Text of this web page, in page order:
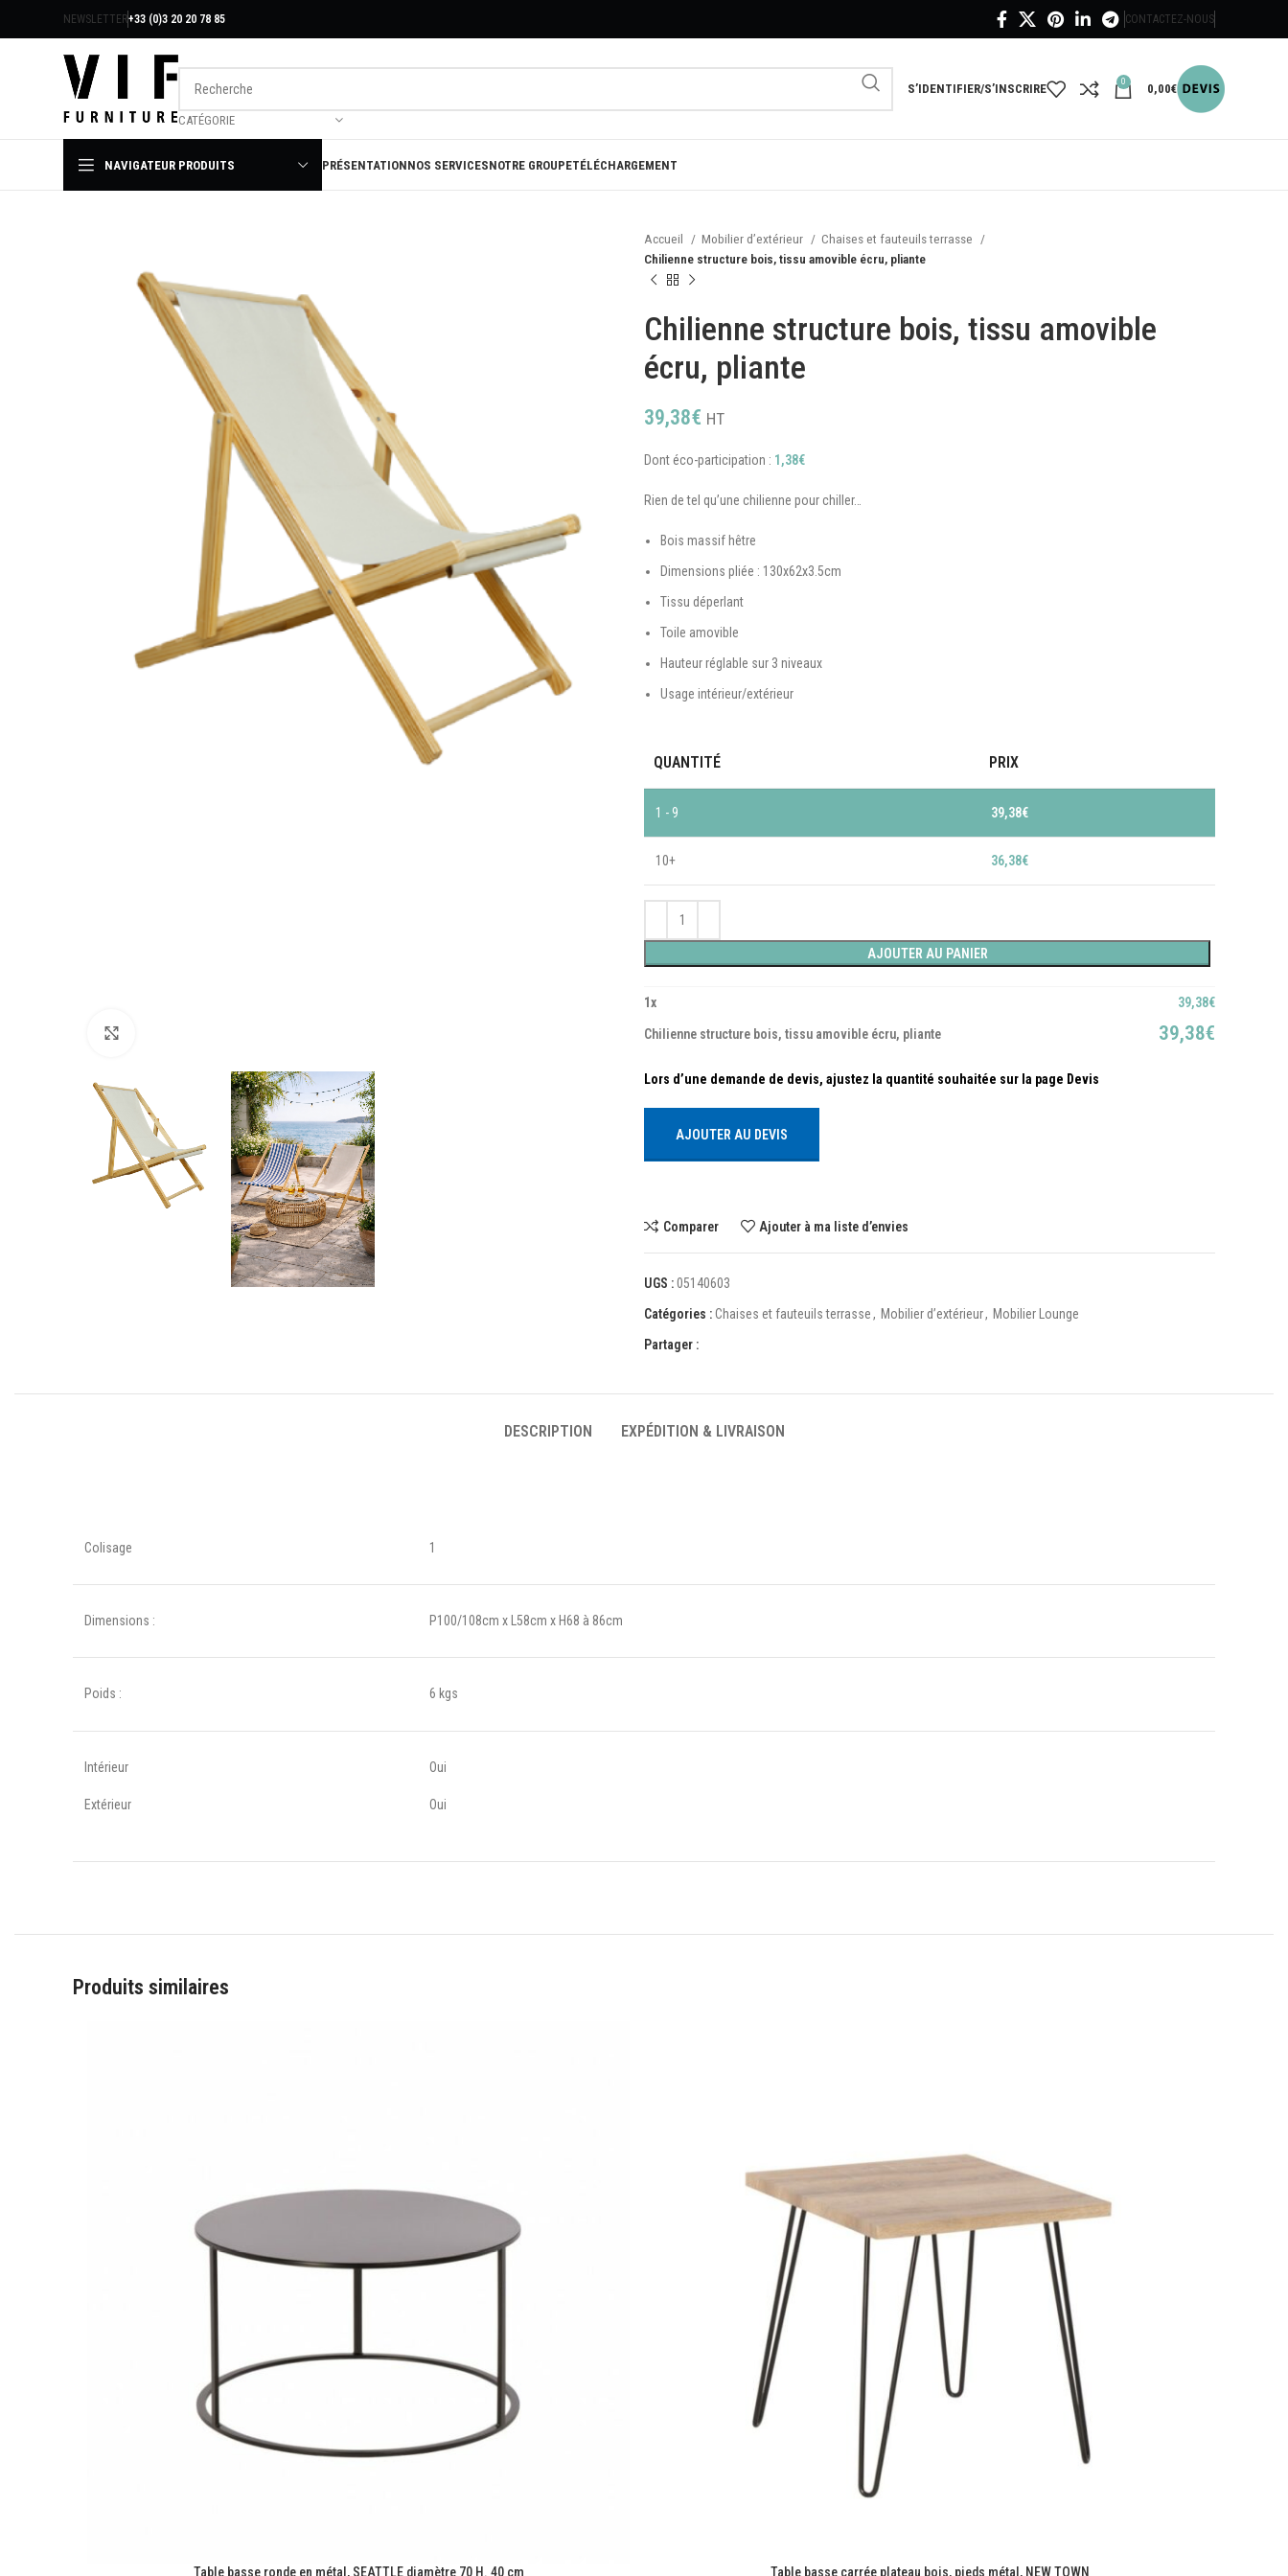
NEWSLETTER+33 (0)3 20 20 78 85 CONTACTEZ-NOUS
CATÉGORIE
S’IDENTIFIER/S’INSCRIRE
0
0,00€
NAVIGATEUR PRODUITS PRÉSENTATIONNOS SERVICESNOTRE GROUPETÉLÉCHARGEMENT
Accueil Mobilier d’extérieur
Chaises et fauteuils terrasse
Chilienne structure bois, tissu amovible écru, pliante
Chilienne structure bois, tissu amovible
écru, pliante
39,38€ HT
Dont éco-participation : 1,38€
Rien de tel qu’une chilienne pour chiller…
Bois massif hêtre
Dimensions pliée : 130x62x3.5cm
Tissu déperlant
Toile amovible
Hauteur réglable sur 3 niveaux
Usage intérieur/extérieur
QUANTITÉ PRIX
1 - 9 39,38€
10+ 36,38€
AJOUTER AU PANIER
1x 39,38€
Chilienne structure bois, tissu amovible écru, pliante 39,38€
AJOUTER AU DEVIS
Comparer Ajouter à ma liste d’envies
UGS :05140603
Catégories :Chaises et fauteuils terrasse, Mobilier d’extérieur, Mobilier Lounge
Partager :
DESCRIPTION EXPÉDITION & LIVRAISON
Colisage 1
Dimensions : P100/108cm x L58cm x H68 à 86cm
Poids : 6 kgs
Intérieur
Extérieur
Oui
Oui
Produits similaires
Table basse ronde en métal, SEATTLE diamètre 70 H. 40 cm Table basse carrée plateau bois, pieds métal, NEW TOWN